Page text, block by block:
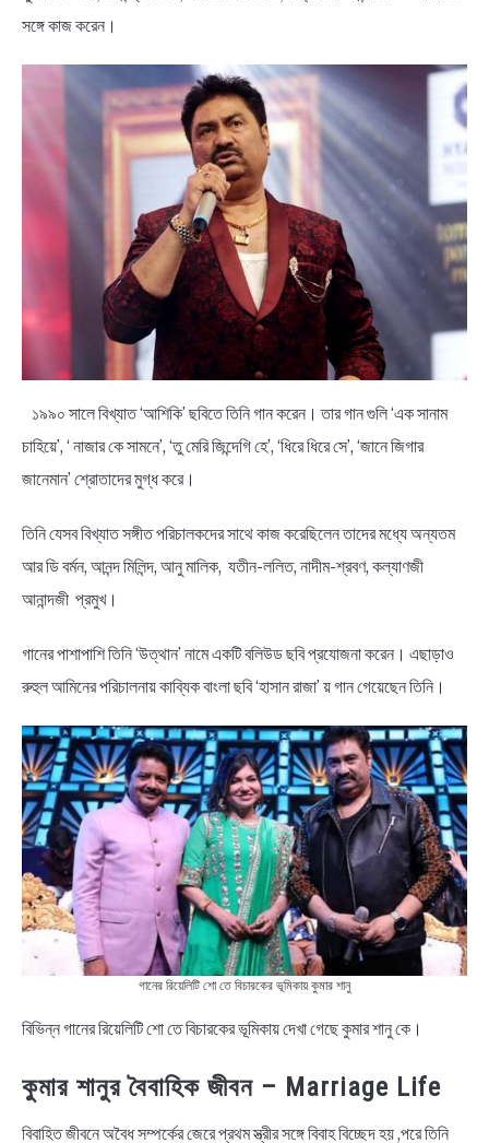
সঙ্গে কাজ করেন।
১৯৯০ সালে বিখ্যাত ‘আশিকি’ ছবিতে তিনি গান করেন। তার গান গুলি ‘এক সানাম
চাহিয়ে’, ‘ নাজার কে সামনে’, ‘তু মেরি জিন্দেগি হে’, ‘ধিরে ধিরে সে’, ‘জানে জিগার
জানেমান’ শ্রোতাদের মুগ্ধ করে।
তিনি যেসব বিখ্যাত সঙ্গীত পরিচালকদের সাথে কাজ করেছিলেন তাদের মধ্যে অন্যতম
আর ডি বর্মন, আনন্দ মিলিন্দ, আনু মালিক, যতীন-ললিত, নাদীম-শ্রবণ, কল্যাণজী
আনান্দজী প্রমুখ।
গানের পাশাপাশি তিনি ‘উত্থান’ নামে একটি বলিউড ছবি প্রযোজনা করেন। এছাড়াও
রুহুল আমিনের পরিচালনায় কাব্যিক বাংলা ছবি ‘হাসান রাজা’ য় গান গেয়েছেন তিনি।
গানের রিয়েলিটি শো তে বিচারকের ভূমিকায় কুমার শানু
বিভিন্ন গানের রিয়েলিটি শো তে বিচারকের ভূমিকায় দেখা গেছে কুমার শানু কে।
কুমার শানুর বৈবাহিক জীবন – Marriage Life
বিবাহিত জীবনে অবৈধ সম্পর্কের জেরে প্রথম স্ত্রীর সঙ্গে বিবাহ বিচ্ছেদ হয় ,পরে তিনি